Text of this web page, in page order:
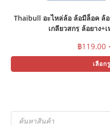
Thaibull อะไหล่ล้อ ล้อมีล็อค ล้
เกลียวสกรู ล้อยาง+
฿119.00
เลือ
Products
search